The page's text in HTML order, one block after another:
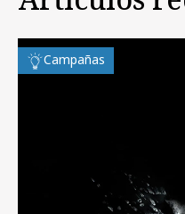
Campañas